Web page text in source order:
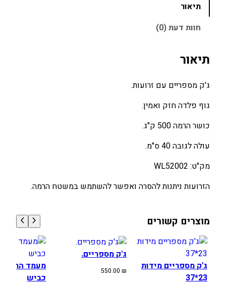
ש
ק
ס
פ
י
ם
ע
ז
ע
ת
תיאור
חוות דעת (0)
תיאור
ג'ק מספריים עם זרועות.
גוף פלדה חזק ואמין.
כושר הרמה 500 ק"ג.
עולה לגובה 40 ס"מ.
מק"ט: WL52002
הזרועות ניתנות להסרה ואפשר להשתמש במשטח הרמה.
מוצרים קשורים
ג'ק מספריים מידות
23*37
ג'ק מספריים.
550.00₪
מעמד הרמה
כביש